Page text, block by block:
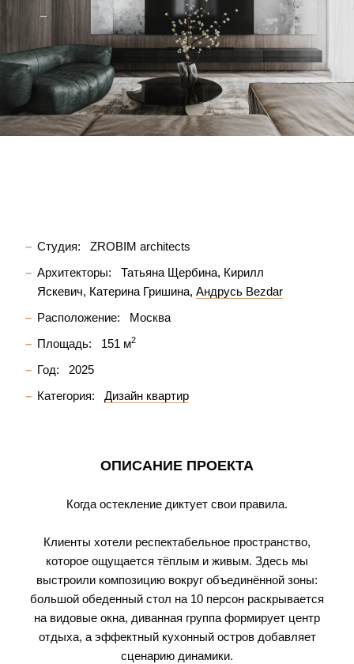
Студия:
ZROBIM architects
Архитекторы:
Татьяна Щербина Кирилл
Яскевич Катерина Гришина Андрусь Bezdar
Расположение:
Москва
Площадь:
151 м2
Год:
2025
Категория:
Дизайн квартир
ОПИСАНИЕ ПРОЕКТА
Когда остекление диктует свои правила.
Клиенты хотели респектабельное пространство,
которое ощущается тёплым и живым. Здесь мы
выстроили композицию вокруг объединённой зоны:
большой обеденный стол на 10 персон раскрывается
на видовые окна, диванная группа формирует центр
отдыха, а эффектный кухонный остров добавляет
сценарию динамики.